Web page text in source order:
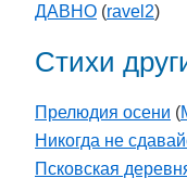
ДАВНО (ravel2)
Стихи
Прелюдия осени (
Никогда не
Псковская